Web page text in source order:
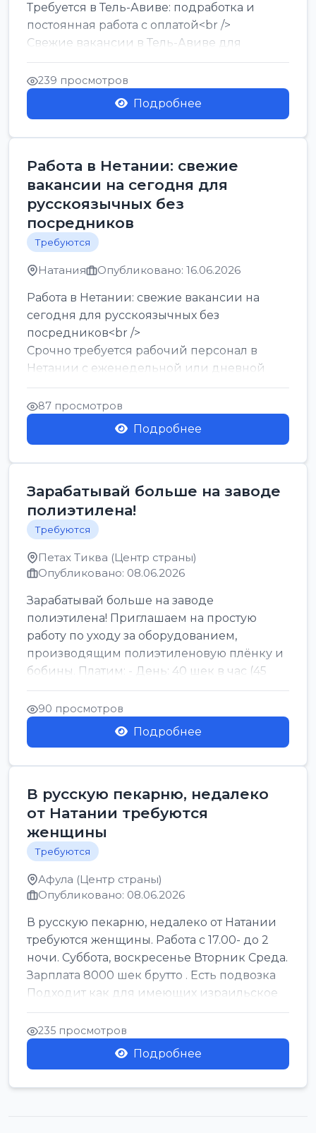
Требуется в Тель-Авиве: подработка и
постоянная работа с оплатой<br />
Свежие вакансии в Тель-Авиве для
мужчин и женщин от хозя...
239 просмотров
Подробнее
Работа в Нетании: свежие
вакансии на сегодня для
русскоязычных без
посредников
Требуются
Натания Опубликовано: 16.06.2026
Работа в Нетании: свежие вакансии на
сегодня для русскоязычных без
посредников<br />
Срочно требуется рабочий персонал в
Нетании с еженедельной или дневной
оплатой<br />
Свежие вакансии в Нетании дл...
87 просмотров
Подробнее
Зарабатывай больше на заводе
полиэтилена!
Требуются
Петах Тиква (Центр страны)
Опубликовано: 08.06.2026
Зарабатывай больше на заводе
полиэтилена! Приглашаем на простую
работу по уходу за оборудованием,
производящим полиэтиленовую плёнку и
бобины. Платим: - День: 40 шек в час (45
для синих бумаг и виз) -...
90 просмотров
Подробнее
В русскую пекарню, недалеко
от Натании требуются
женщины
Требуются
Афула (Центр страны)
Опубликовано: 08.06.2026
В русскую пекарню, недалеко от Натании
требуются женщины. Работа с 17.00- до 2
ночи. Суббота, воскресенье Вторник Среда.
Зарплата 8000 шек брутто . Есть подвозка
Подходит как для имеющих израильское
г...
235 просмотров
Подробнее